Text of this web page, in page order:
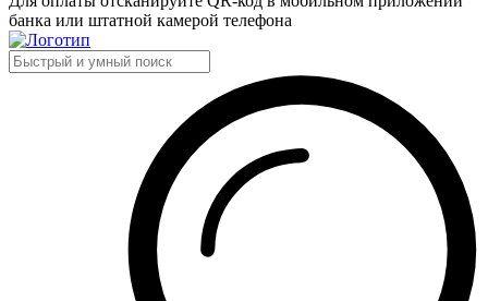
банка или штатной камерой телефона